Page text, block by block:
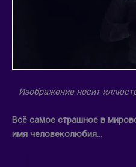
Изображение носит
Всё самое страшное в
имя человеколюбия…